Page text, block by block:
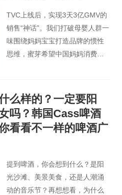
TVC上线后，实现3天3亿GMV的
销售“神话”。我们打破母婴人群一
味围绕妈妈宝宝打造品牌的惯性
思维，蜜芽希望中国妈妈消费零
大赢家。
么样的？一定要阳
吗？韩国Cass啤酒
看看不一样的啤酒广
提到啤酒，你会想到什么？是阳
光沙滩、美景美食，还是人潮涌
动的音乐节？再想想看，为什么